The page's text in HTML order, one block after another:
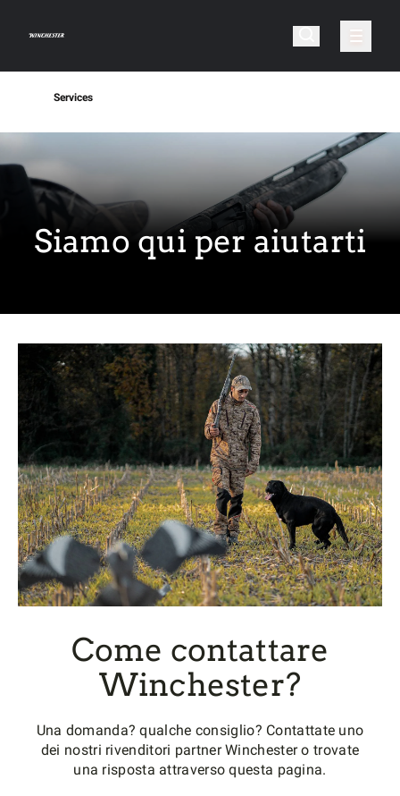
Services
Siamo qui per aiutarti
Come contattare
Winchester?
Una domanda? qualche consiglio? Contattate uno
dei nostri rivenditori partner Winchester o trovate
una risposta attraverso questa pagina.